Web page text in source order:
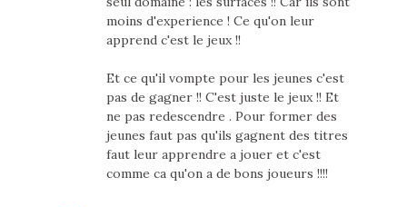
moins d'experience ! Ce qu'on leur
apprend c'est le jeux !!
Et ce qu'il vompte pour les jeunes c'est
pas de gagner !! C'est juste le jeux !! Et
ne pas redescendre . Pour former des
jeunes faut pas qu'ils gagnent des titres
faut leur apprendre a jouer et c'est
comme ca qu'on a de bons joueurs !!!!